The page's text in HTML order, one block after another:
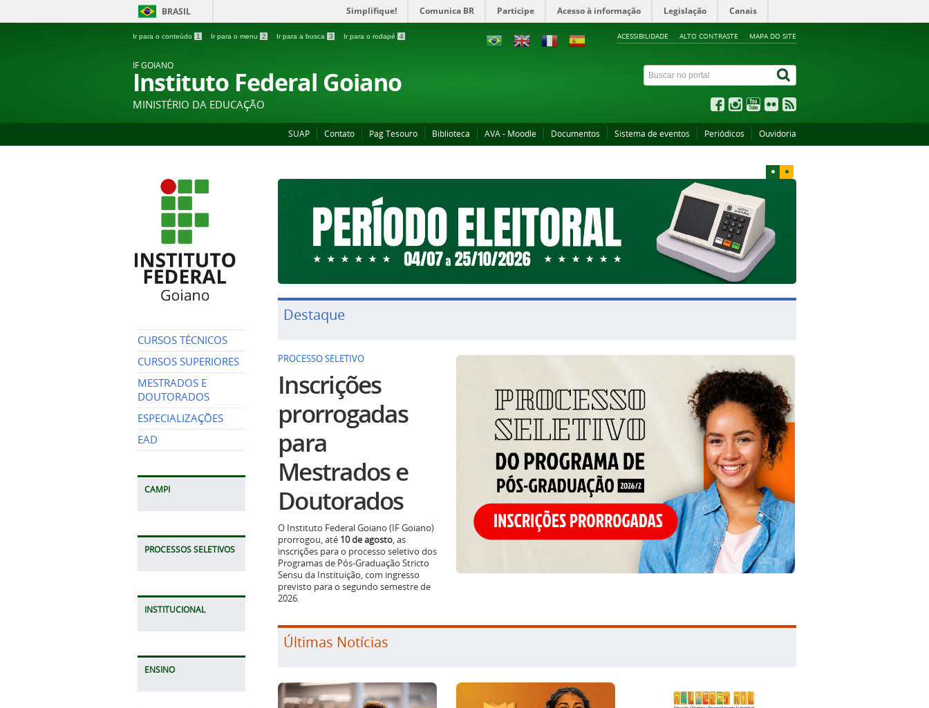
BRASIL Simplifique! Comunica BR Participe Acesso à informação Legislação Canais
Ir para o conteúdo 1 Ir para o menu 2 Ir para a busca 3 Ir para o rodapé 4 ACESSIBILIDADE ALTO CONTRASTE MAPA DO SITE
IF GOIANO
Instituto Federal Goiano
MINISTÉRIO DA EDUCAÇÃO
SUAP Contato Pag Tesouro Biblioteca AVA - Moodle Documentos Sistema de eventos Periódicos Ouvidoria
CURSOS TÉCNICOS
CURSOS SUPERIORES
MESTRADOS E
DOUTORADOS
ESPECIALIZAÇÕES
EAD
CAMPI
PROCESSOS SELETIVOS
INSTITUCIONAL
ENSINO
Destaque
PROCESSO SELETIVO
Inscrições
prorrogadas
para
Mestrados e
Doutorados
O Instituto Federal Goiano (IF Goiano)
prorrogou, até 10 de agosto, as
inscrições para o processo seletivo dos
Programas de Pós-Graduação Stricto
Sensu da Instituição, com ingresso
previsto para o segundo semestre de
2026.
Últimas Notícias